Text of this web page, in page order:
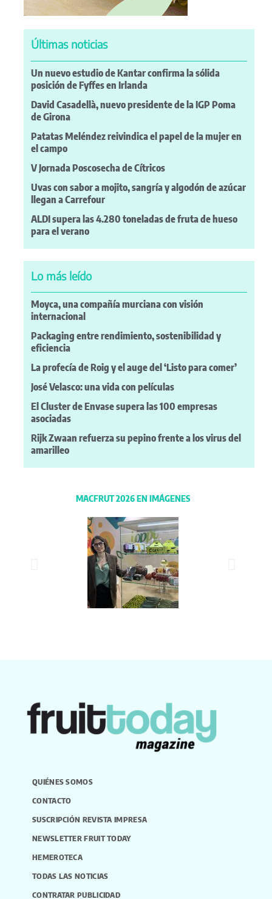
Últimas noticias
Un nuevo estudio de Kantar confirma la sólida
posición de Fyffes en Irlanda
David Casadellà, nuevo presidente de la IGP Poma
de Girona
Patatas Meléndez reivindica el papel de la mujer en
el campo
V Jornada Poscosecha de Cítricos
Uvas con sabor a mojito, sangría y algodón de azúcar
llegan a Carrefour
ALDI supera las 4.280 toneladas de fruta de hueso
para el verano
Lo más leído
Moyca, una compañía murciana con visión
internacional
Packaging entre rendimiento, sostenibilidad y
eficiencia
La profecía de Roig y el auge del ‘Listo para comer’
José Velasco: una vida con películas
El Cluster de Envase supera las 100 empresas
asociadas
Rijk Zwaan refuerza su pepino frente a los virus del
amarilleo
MACFRUT 2026 EN IMÁGENES
QUIÉNES SOMOS
CONTACTO
SUSCRIPCIÓN REVISTA IMPRESA
NEWSLETTER FRUIT TODAY
HEMEROTECA
TODAS LAS NOTICIAS
CONTRATAR PUBLICIDAD